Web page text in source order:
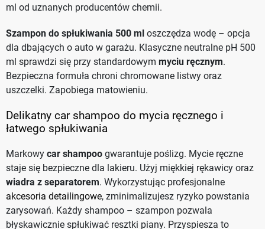
ml od uznanych producentów chemii.
Szampon do spłukiwania 500 ml oszczędza wodę – opcja
dla dbających o auto w garażu. Klasyczne neutralne pH 500
ml sprawdzi się przy standardowym myciu ręcznym.
Bezpieczna formuła chroni chromowane listwy oraz
uszczelki. Zapobiega matowieniu.
Delikatny car shampoo do mycia ręcznego i
łatwego spłukiwania
Markowy car shampoo gwarantuje poślizg. Mycie ręczne
staje się bezpieczne dla lakieru. Użyj miękkiej rękawicy oraz
wiadra z separatorem. Wykorzystując profesjonalne
akcesoria detailingowe, zminimalizujesz ryzyko powstania
zarysowań. Każdy shampoo – szampon pozwala
błyskawicznie spłukiwać resztki piany. Przyspiesza to